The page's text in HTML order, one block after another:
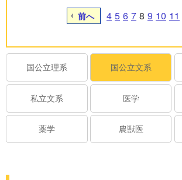
前へ 4 5 6 7 8 9 10 11
国公立理系 国公立文系
私立文系 医学
薬学 農獣医